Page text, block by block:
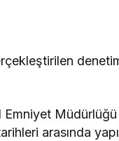
Emniyet
arasında